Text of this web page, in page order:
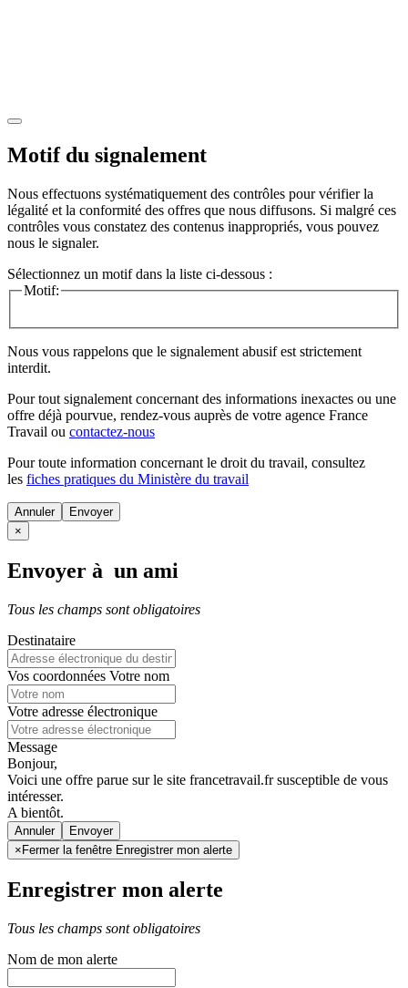
Motif du signalement
Nous effectuons systématiquement des contrôles pour vérifier la
légalité et la conformité des offres que nous diffusons. Si malgré ces
contrôles vous constatez des contenus inappropriés, vous pouvez
nous le signaler.
Sélectionnez un motif dans la liste ci-dessous :
Motif:
Nous vous rappelons que le signalement abusif est strictement
interdit.
Pour tout signalement concernant des informations inexactes ou une
offre déjà pourvue, rendez-vous auprès de votre agence France
Travail ou contactez-nous
Pour toute information concernant le droit du travail, consultez
les fiches pratiques du Ministère du travail
Annuler
×
Envoyer à un ami
Tous les champs sont obligatoires
Destinataire
Vos coordonnées Votre nom
Votre adresse électronique
Message
Bonjour,
Voici une offre parue sur le site francetravail.fr susceptible de vous
intéresser.
A bientôt.
Annuler
× Fermer la fenêtre Enregistrer mon alerte
Enregistrer mon alerte
Tous les champs sont obligatoires
Nom de mon alerte